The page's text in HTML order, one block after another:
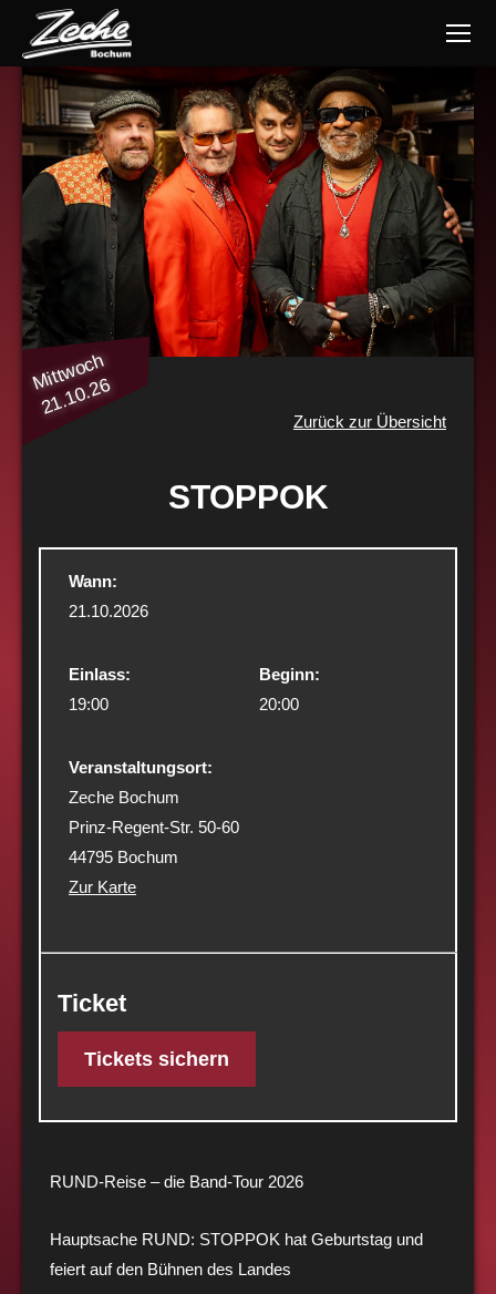
Mittwoch
21.10.26
Zurück zur Übersicht
STOPPOK
Wann:
21.10.2026
Einlass:
19:00
Beginn:
20:00
Veranstaltungsort:
Zeche Bochum
Prinz-Regent-Str. 50-60
44795 Bochum
Zur Karte
Ticket
Tickets sichern
RUND-Reise – die Band-Tour 2026
Hauptsache RUND: STOPPOK hat Geburtstag und
feiert auf den Bühnen des Landes